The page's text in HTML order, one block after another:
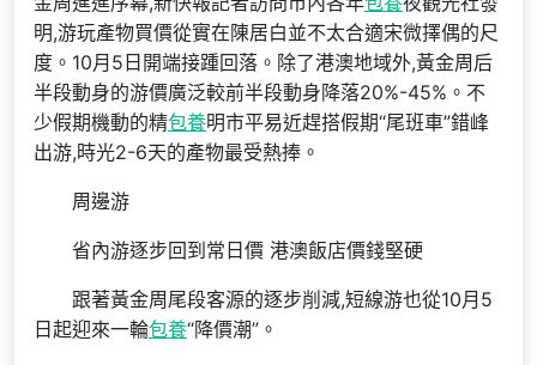
明,游玩產物買價從實在陳居白並不太合適宋微擇偶的尺
度。10月5日開端接踵回落。除了港澳地域外,黃金周后
半段動身的游價廣泛較前半段動身降落20%-45%。不
少假期機動的精包養明市平易近趕搭假期“尾班車”錯峰
出游,時光2-6天的產物最受熱捧。
周邊游
省內游逐步回到常日價 港澳飯店價錢堅硬
跟著黃金周尾段客源的逐步削減,短線游也從10月5
日起迎來一輪包養“降價潮”。